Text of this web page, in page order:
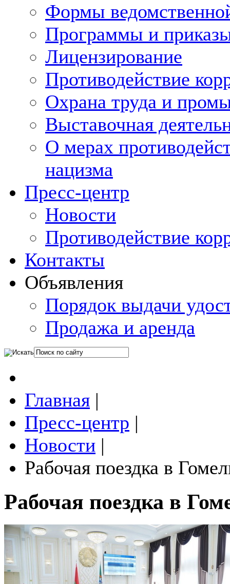
Формы
Программы и
Лицензирование
Противодействие
Охрана труда и
Выставочная
О мерах
нацизма
Пресс-центр
Новости
Противодействие
Контакты
Объявления
Порядок выдачи
Продажа и аренда
Главная |
Пресс-центр |
Новости |
Рабочая поездка в
Рабочая поездка в